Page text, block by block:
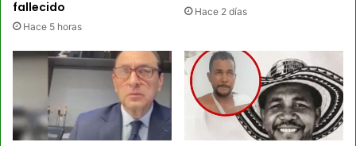
fallecido
Hace 5 horas
Hace 2 días